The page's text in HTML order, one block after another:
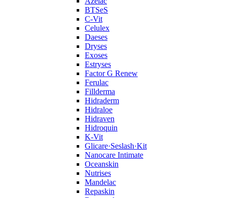
BTSeS
C‑Vit
Celulex
Daeses
Dryses
Exoses
Estryses
Factor G Renew
Ferulac
Fillderma
Hidraderm
Hidraloe
Hidraven
Hidroquin
K-Vit
Glicare·Seslash·Kit
Nanocare Intimate
Oceanskin
Nutrises
Mandelac
Repaskin